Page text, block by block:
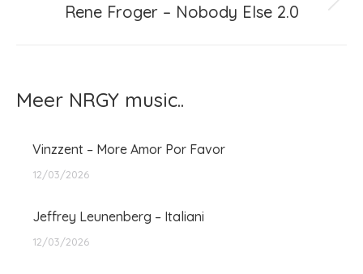
Volgend
Rene Froger – Nobody Else 2.0
Meer NRGY music..
Vinzzent – More Amor Por Favor
12/03/2026
Jeffrey Leunenberg – Italiani
12/03/2026